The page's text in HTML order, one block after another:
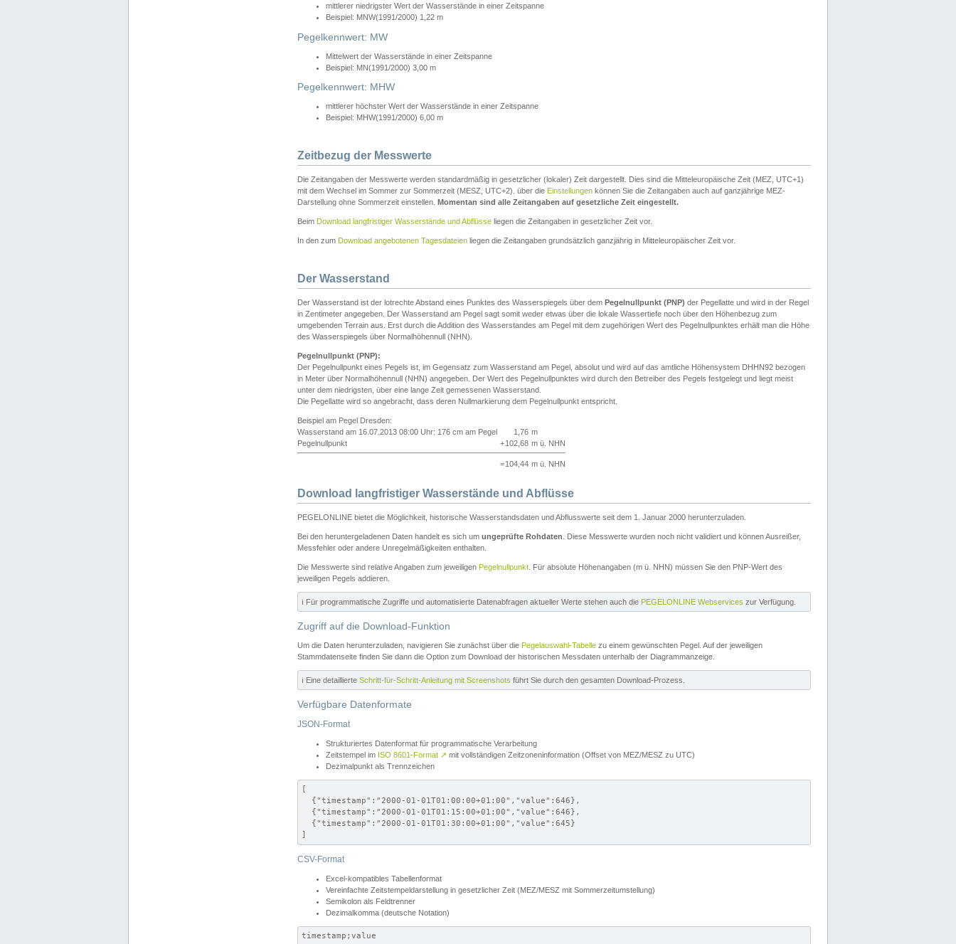
mittlerer niedrigster Wert der Wasserstände in einer Zeitspanne
Beispiel: MNW(1991/2000) 1,22 m
Pegelkennwert: MW
Mittelwert der Wasserstände in einer Zeitspanne
Beispiel: MN(1991/2000) 3,00 m
Pegelkennwert: MHW
mittlerer höchster Wert der Wasserstände in einer Zeitspanne
Beispiel: MHW(1991/2000) 6,00 m
Zeitbezug der Messwerte
Die Zeitangaben der Messwerte werden standardmäßig in gesetzlicher (lokaler) Zeit dargestellt. Dies sind die Mitteleuropäische Zeit (MEZ, UTC+1)
mit dem Wechsel im Sommer zur Sommerzeit (MESZ, UTC+2). über die Einstellungen können Sie die Zeitangaben auch auf ganzjährige MEZ-
Darstellung ohne Sommerzeit einstellen. Momentan sind alle Zeitangaben auf gesetzliche Zeit eingestellt.
Beim Download langfristiger Wasserstände und Abflüsse liegen die Zeitangaben in gesetzlicher Zeit vor.
In den zum Download angebotenen Tagesdateien liegen die Zeitangaben grundsätzlich ganzjährig in Mitteleuropäischer Zeit vor.
Der Wasserstand
Der Wasserstand ist der lotrechte Abstand eines Punktes des Wasserspiegels über dem Pegelnullpunkt (PNP) der Pegellatte und wird in der Regel
in Zentimeter angegeben. Der Wasserstand am Pegel sagt somit weder etwas über die lokale Wassertiefe noch über den Höhenbezug zum
umgebenden Terrain aus. Erst durch die Addition des Wasserstandes am Pegel mit dem zugehörigen Wert des Pegelnullpunktes erhält man die Höhe
des Wasserspiegels über Normalhöhennull (NHN).
Pegelnullpunkt (PNP):
Der Pegelnullpunkt eines Pegels ist, im Gegensatz zum Wasserstand am Pegel, absolut und wird auf das amtliche Höhensystem DHHN92 bezogen
in Meter über Normalhöhennull (NHN) angegeben. Der Wert des Pegelnullpunktes wird durch den Betreiber des Pegels festgelegt und liegt meist
unter dem niedrigsten, über eine lange Zeit gemessenen Wasserstand.
Die Pegellatte wird so angebracht, dass deren Nullmarkierung dem Pegelnullpunkt entspricht.
Beispiel am Pegel Dresden:
Wasserstand am 16.07.2013 08:00 Uhr: 176 cm am Pegel
1,76 m
Pegelnullpunkt
+102,68 m ü. NHN
=104,44 m ü. NHN
Download langfristiger Wasserstände und Abflüsse
PEGELONLINE bietet die Möglichkeit, historische Wasserstandsdaten und Abflusswerte seit dem 1. Januar 2000 herunterzuladen.
Bei den heruntergeladenen Daten handelt es sich um ungeprüfte Rohdaten . Diese Messwerte wurden noch nicht validiert und können Ausreißer,
Messfehler oder andere Unregelmäßigkeiten enthalten.
Die Messwerte sind relative Angaben zum jeweiligen Pegelnullpunkt . Für absolute Höhenangaben (m ü. NHN) müssen Sie den PNP-Wert des
jeweiligen Pegels addieren.
ℹ️ Für programmatische Zugriffe und automatisierte Datenabfragen aktueller Werte stehen auch die PEGELONLINE Webservices zur Verfügung.
Zugriff auf die Download-Funktion
Um die Daten herunterzuladen, navigieren Sie zunächst über die Pegelauswahl-Tabelle zu einem gewünschten Pegel. Auf der jeweiligen
Stammdatenseite finden Sie dann die Option zum Download der historischen Messdaten unterhalb der Diagrammanzeige.
ℹ️ Eine detaillierte Schritt-für-Schritt-Anleitung mit Screenshots führt Sie durch den gesamten Download-Prozess.
Verfügbare Datenformate
JSON-Format
Strukturiertes Datenformat für programmatische Verarbeitung
Zeitstempel im ISO 8601-Format ↗ mit vollständigen Zeitzoneninformation (Offset von MEZ/MESZ zu UTC)
Dezimalpunkt als Trennzeichen
[
  {"timestamp":"2000-01-01T01:00:00+01:00","value":646},
  {"timestamp":"2000-01-01T01:15:00+01:00","value":646},
  {"timestamp":"2000-01-01T01:30:00+01:00","value":645}
]
CSV-Format
Excel-kompatibles Tabellenformat
Vereinfachte Zeitstempeldarstellung in gesetzlicher Zeit (MEZ/MESZ mit Sommerzeitumstellung)
Semikolon als Feldtrenner
Dezimalkomma (deutsche Notation)
timestamp;value